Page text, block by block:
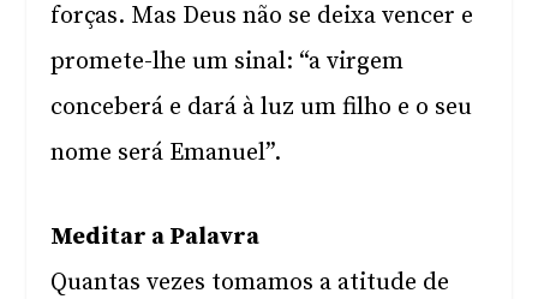
forças. Mas Deus não se deixa vencer e
promete-lhe um sinal: “a virgem
conceberá e dará à luz um filho e o seu
nome será Emanuel”.
Meditar a Palavra
Quantas vezes tomamos a atitude de